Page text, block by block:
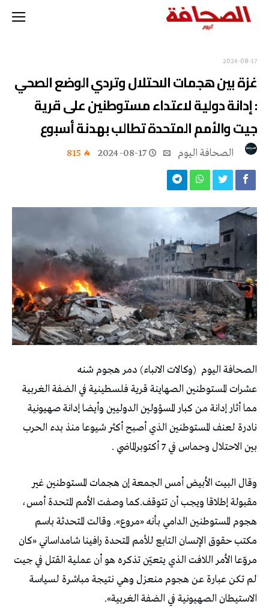
2024-08-17
غزة بين هجمات الاحتلال وتردي الوضع الصحي
: إدانة دولية لاعتداء مستوطنين على قرية
جيت والأمم المتحدة تطالب بهدنة أسبوع
2024-08-17
815
الصحافة اليوم (وكالات الانباء) دمر هجوم شنه
عشرات المستوطنين الصهاينة قرية فلسطينية في الضفة الغربية
مما أثار إدانة من كبار المسؤولين الدوليين وأيضا إدانة صهيونية
نادرة لعنف المستوطنين الذي أصبح أكثر شيوعا منذ بدء الحرب
بين الاحتلال وحماس في 7 أكتوبرالماضي .
وقال البيت الأبيض أمس الجمعة إن هجمات المستوطنين غير
مقبولة إطلاقا ويجب أن تتوقف.كما وصفت الأمم المتحدة أمس،
هجوم المستوطنين الدامي بأنه «مروع». وقالت المتحدثة باسم
مكتب حقوق الإنسان التابع للأمم المتحدة رافينا شامداساني «كان
مروّعا الأمر اللافت الذي يتعيّن تذكره هو أن عملية القتل في جيت
لم تكن عبارة عن هجوم منعزل وهي نتيجة مباشرة لسياسة
الاستيطان الصهيونية في الضفة الغربية».